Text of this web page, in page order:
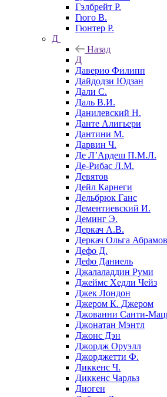
Гэлбрейт Р.
Гюго В.
Гюнтер Р.
Д
Назад
Д
Даверио Филипп
Дайдодзи Юдзан
Дали С.
Даль В.И.
Данилевский Н.
Данте Алигьери
Дантини М.
Дарвин Ч.
Де Л’Ардеш П.М.Л.
Де-Рибас Л.М.
Девятов
Дейл Карнеги
Дельбрюк Ганс
Дементиевский И.
Деминг Э.
Деркач А.В.
Деркач Ольга
Дефо Д.
Дефо Даниель
Джалаладдин Руми
Джеймс Хедли Чейз
Джек Лондон
Джером К. Джером
Джованни Санти-
Джонатан Мэнтл
Джонс Дэн
Джордж Оруэлл
Джорджетти Ф.
Диккенс Ч.
Диккенс Чарльз
Диоген